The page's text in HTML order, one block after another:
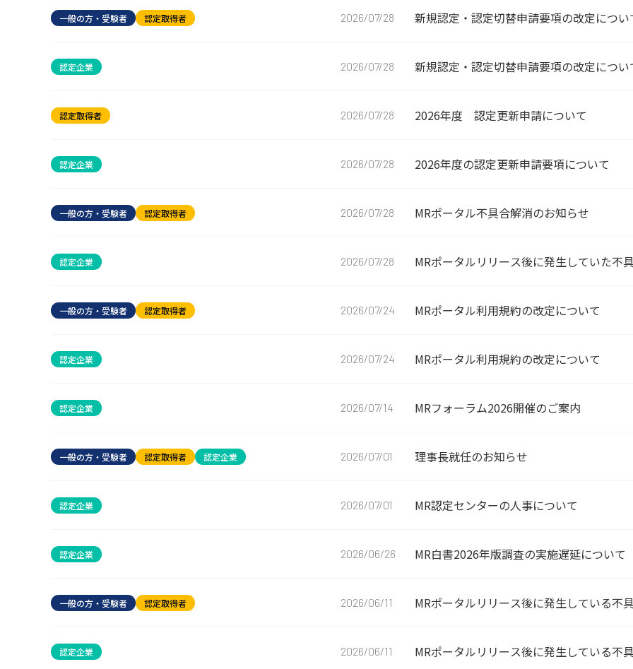
一般の方・受験者 認定取得者 2026/07/28 新規認定・認定切替申請要項の改定につい
認定企業 2026/07/28 新規認定・認定切替申請要項の改定につい
認定取得者 2026/07/28 2026年度 認定更新申請について
認定企業 2026/07/28 2026年度の認定更新申請要項について
一般の方・受験者 認定取得者 2026/07/28 MRポータル不具合解消のお知らせ
認定企業 2026/07/28 MRポータルリリース後に発生していた不
一般の方・受験者 認定取得者 2026/07/24 MRポータル利用規約の改定について
認定企業 2026/07/24 MRポータル利用規約の改定について
認定企業 2026/07/14 MRフォーラム2026開催のご案内
一般の方・受験者 認定取得者 認定企業 2026/07/01 理事長就任のお知らせ
認定企業 2026/07/01 MR認定センターの人事について
認定企業 2026/06/26 MR白書2026年版調査の実施遅延について
一般の方・受験者 認定取得者 2026/06/11 MRポータルリリース後に発生している不
認定企業 2026/06/11 MRポータルリリース後に発生している不